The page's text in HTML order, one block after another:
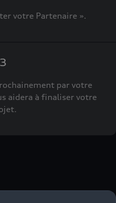
votre Partenaire ».
3
par votre
aidera à finaliser votre